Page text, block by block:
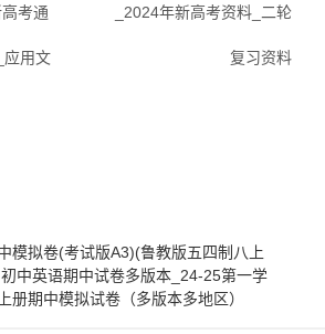
考通
应用文
_2024年新高考资料_二轮
复习资料
模拟卷(考试版A3)(鲁教版五四制八上
中英语期中试卷多版本_24-25第一学
册期中模拟试卷（多版本多地区）